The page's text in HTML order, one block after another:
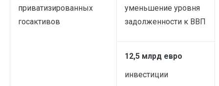
приватизированных
госактивов
уменьшение уровня
задолженности к ВВП
12,5 млрд евро
инвестиции